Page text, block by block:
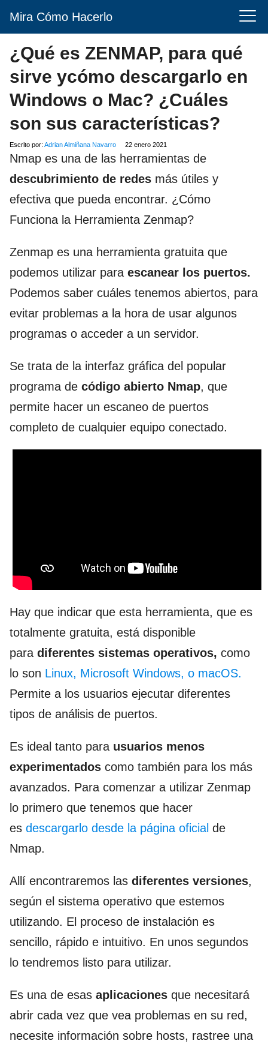
Mira Cómo Hacerlo
¿Qué es ZENMAP, para qué
sirve ycómo descargarlo en
Windows o Mac? ¿Cuáles
son sus características?
Escrito por: Adrian Almiñana Navarro 22 enero 2021
Nmap es una de las herramientas de
descubrimiento de redes más útiles y
efectiva que pueda encontrar. ¿Cómo
Funciona la Herramienta Zenmap?
Zenmap es una herramienta gratuita que
podemos utilizar para escanear los puertos.
Podemos saber cuáles tenemos abiertos, para
evitar problemas a la hora de usar algunos
programas o acceder a un servidor.
Se trata de la interfaz gráfica del popular
programa de código abierto Nmap, que
permite hacer un escaneo de puertos
completo de cualquier equipo conectado.
Hay que indicar que esta herramienta, que es
totalmente gratuita, está disponible
para diferentes sistemas operativos, como
lo son Linux, Microsoft Windows, o macOS.
Permite a los usuarios ejecutar diferentes
tipos de análisis de puertos.
Es ideal tanto para usuarios menos
experimentados como también para los más
avanzados. Para comenzar a utilizar Zenmap
lo primero que tenemos que hacer
es descargarlo desde la página oficial de
Nmap.
Allí encontraremos las diferentes versiones,
según el sistema operativo que estemos
utilizando. El proceso de instalación es
sencillo, rápido e intuitivo. En unos segundos
lo tendremos listo para utilizar.
Es una de esas aplicaciones que necesitará
abrir cada vez que vea problemas en su red,
necesite información sobre hosts, rastree una